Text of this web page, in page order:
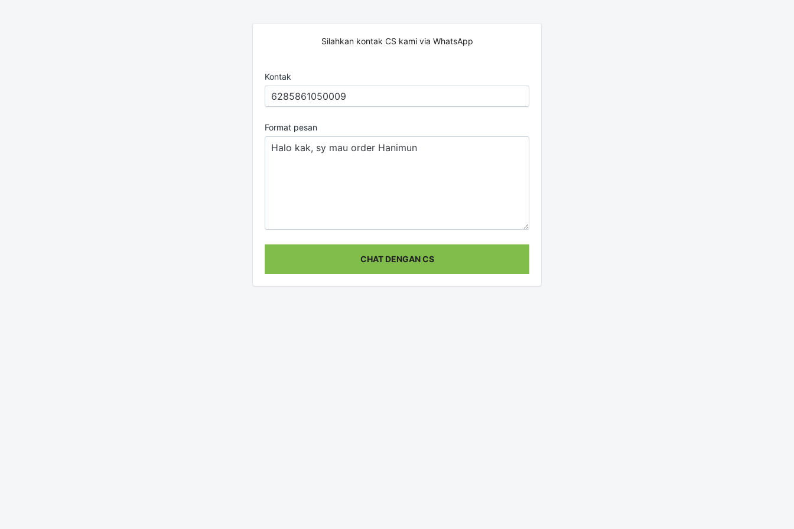
Silahkan kontak CS kami via WhatsApp
Kontak
Format pesan
CHAT DENGAN CS